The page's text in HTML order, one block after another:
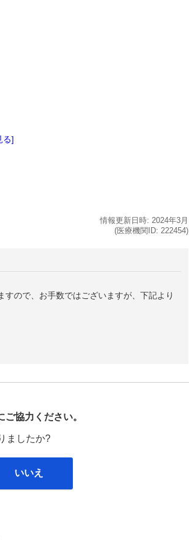
る]
情報更新日時: 2024年3月
(医療機関ID: 222454)
ので、お手数ではございますが、下記より
協力ください。
ましたか?
いいえ